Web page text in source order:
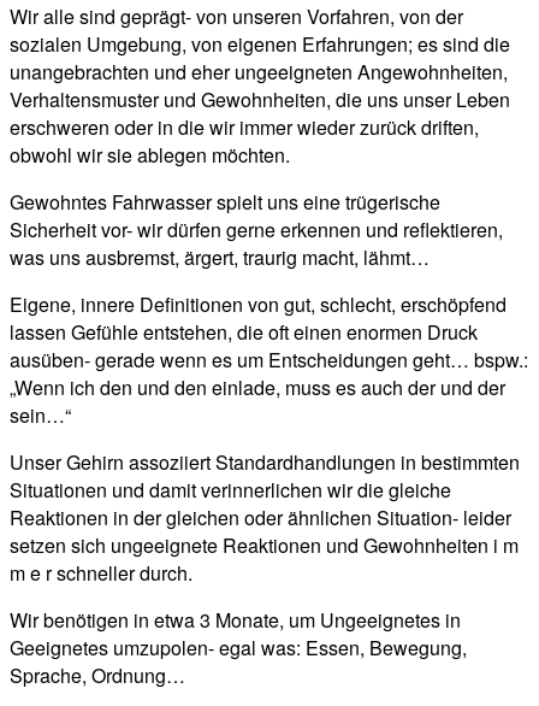
Wir alle sind geprägt- von unseren Vorfahren, von der
sozialen Umgebung, von eigenen Erfahrungen; es sind die
unangebrachten und eher ungeeigneten Angewohnheiten,
Verhaltensmuster und Gewohnheiten, die uns unser Leben
erschweren oder in die wir immer wieder zurück driften,
obwohl wir sie ablegen möchten.
Gewohntes Fahrwasser spielt uns eine trügerische
Sicherheit vor- wir dürfen gerne erkennen und reflektieren,
was uns ausbremst, ärgert, traurig macht, lähmt…
Eigene, innere Definitionen von gut, schlecht, erschöpfend
lassen Gefühle entstehen, die oft einen enormen Druck
ausüben- gerade wenn es um Entscheidungen geht… bspw.:
„Wenn ich den und den einlade, muss es auch der und der
sein…“
Unser Gehirn assoziiert Standardhandlungen in bestimmten
Situationen und damit verinnerlichen wir die gleiche
Reaktionen in der gleichen oder ähnlichen Situation- leider
setzen sich ungeeignete Reaktionen und Gewohnheiten i m
m e r schneller durch.
Wir benötigen in etwa 3 Monate, um Ungeeignetes in
Geeignetes umzupolen- egal was: Essen, Bewegung,
Sprache, Ordnung…